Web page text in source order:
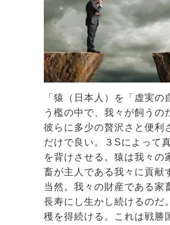
「猿（日本人）を「虚実の
う檻の中で、我々が飼うの
彼らに多少の贅沢さと便利
だけで良い。３Sによって
を背けさせる。猿は我々の
畜が主人である我々に貢献
当然。我々の財産である家
長寿にし生かし続けるのだ
穫を得続ける。これは戦勝